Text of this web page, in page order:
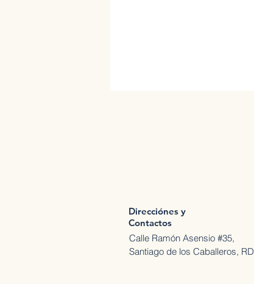
Direcciónes y
Contactos
Calle Ramón Asensio #35,
Santiago de los Caballeros, RD